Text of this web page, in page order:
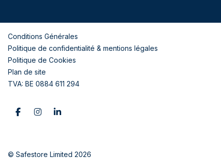
Conditions Générales
Politique de confidentialité & mentions légales
Politique de Cookies
Plan de site
TVA: BE 0884 611 294
© Safestore Limited 2026